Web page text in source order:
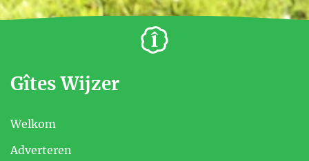
Gîtes Wijzer
Welkom
Adverteren